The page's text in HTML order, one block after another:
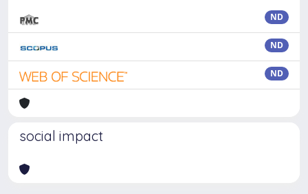
ND
ND
ND
social impact